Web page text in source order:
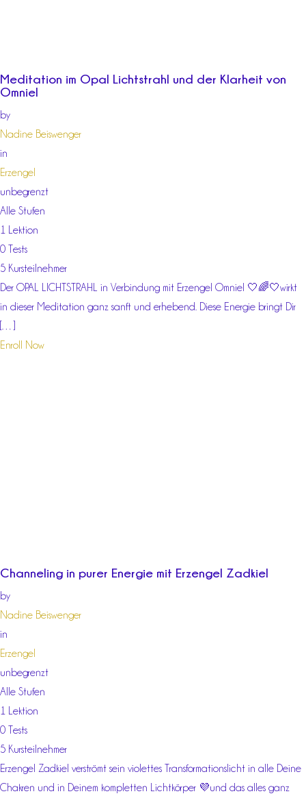
Meditation im Opal Lichtstrahl und der Klarheit von
Omniel
by
Nadine Beiswenger
in
Erzengel
unbegrenzt
Alle Stufen
1 Lektion
0 Tests
5 Kursteilnehmer
Der OPAL LICHTSTRAHL in Verbindung mit Erzengel Omniel 🤍🌈🤍wirkt
in dieser Meditation ganz sanft und erhebend. Diese Energie bringt Dir
[…]
Enroll Now
Channeling in purer Energie mit Erzengel Zadkiel
by
Nadine Beiswenger
in
Erzengel
unbegrenzt
Alle Stufen
1 Lektion
0 Tests
5 Kursteilnehmer
Erzengel Zadkiel verströmt sein violettes Transformationslicht in alle Deine
Chakren und in Deinem kompletten Lichtkörper 💜und das alles ganz